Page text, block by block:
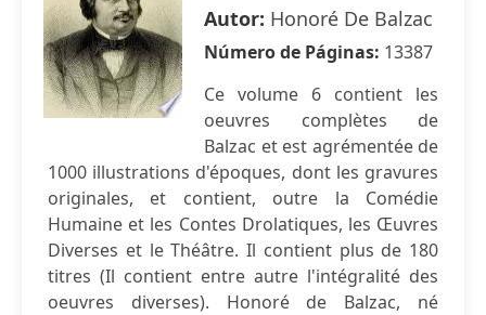
Autor: Honoré De Balzac
Número de Páginas: 13387
Ce volume 6 contient les
oeuvres complètes de
Balzac et est agrémentée de
1000 illustrations d'époques, dont les gravures
originales, et contient, outre la Comédie
Humaine et les Contes Drolatiques, les Œuvres
Diverses et le Théâtre. Il contient plus de 180
titres (Il contient entre autre l'intégralité des
oeuvres diverses). Honoré de Balzac, né